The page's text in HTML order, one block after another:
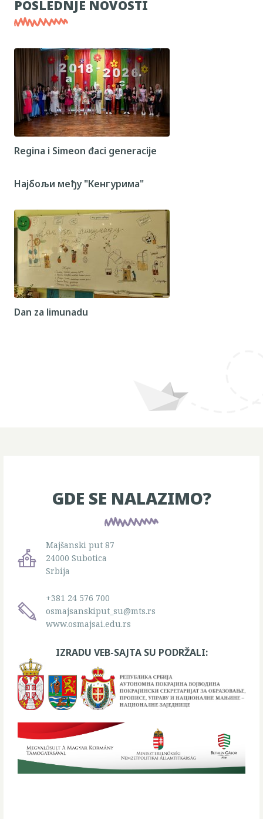
POSLEDNJE NOVOSTI
Regina i Simeon đaci generacije
Најбољи међу "Кенгурима"
Dan za limunadu
GDE SE NALAZIMO?
Majšanski put 87
24000 Subotica
Srbija
+381 24 576 700
osmajsanskiput_su@mts.rs
www.osmajsai.edu.rs
IZRADU VEB-SAJTA SU PODRŽALI: